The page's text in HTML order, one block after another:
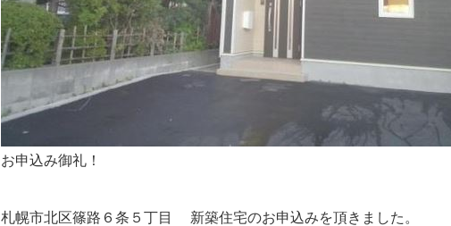
お申込み御礼！
札幌市北区篠路６条５丁目 新築住宅のお申込みを頂きました。